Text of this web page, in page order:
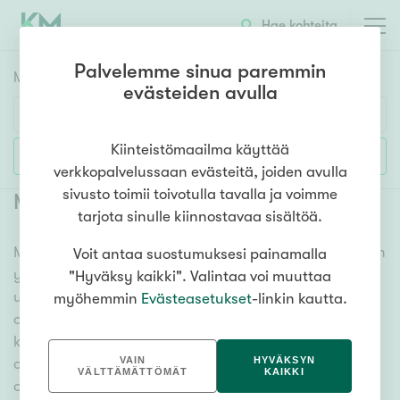
Hae kohteita
Myyntikohteet
Huoneluku
1h 2h 3h 4h 5h+
Asuntotyyppi
Kerros-/luhtitalo
Rivitalo/paritalo
Omakoti-/erillistalo
Maa- tai metsätila
Lisää hakuehtoja
Myytävät omakotitalot Mikkeli Otava
Meiltä löydät myytävät omakotitalot Mikkeli Otava niin
yhdessä tasossa olevista vaihtoehdoista isoihin
useamman kerroksen omakotitaloihin. Sadat
omakotitalokohteet ja erittäin kattava
kiinteistönvälittäjien verkosto varmistavat, että meillä
on hyvä paikallinen osaaminen ja tieto, mitä
omakotitalossa asuminen tarkoittaa. Katso alta kaikki
Palvelemme sinua paremmin
evästeiden avulla
Kiinteistömaailma käyttää
verkkopalvelussaan evästeitä, joiden avulla
sivusto toimii toivotulla tavalla ja voimme
tarjota sinulle kiinnostavaa sisältöä.
Voit antaa suostumuksesi painamalla
"Hyväksy kaikki". Valintaa voi muuttaa
myöhemmin Evästeasetukset-linkin kautta.
VAIN
VÄLTTÄMÄTTÖMÄT
HYVÄKSYN
KAIKKI